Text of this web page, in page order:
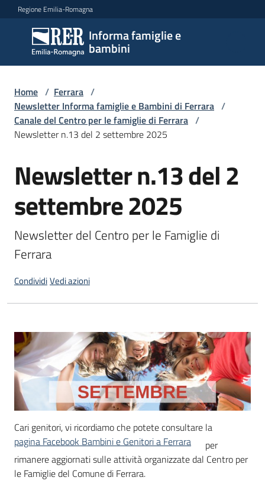
Vai al contenuto
Vai alla navigazione
Vai al footer
Regione Emilia-Romagna
Informa famiglie e
bambini
Informa
famiglie
e
bambini
Argomenti
Servizi
Centri
per
le
famiglie
Informazioni
Newsletter
Home / Ferrara /
Newsletter Informa famiglie e Bambini di Ferrara /
Canale del Centro per le famiglie di Ferrara /
Newsletter n.13 del 2 settembre 2025
Salta al contenuto
Newsletter n.13 del 2
settembre 2025
Newsletter del Centro per le Famiglie di
Ferrara
CondividiVedi azioni
Cari genitori, vi ricordiamo che potete consultare la
pagina Facebook Bambini e Genitori a Ferrara
per
rimanere aggiornati sulle attività organizzate dal Centro per
le Famiglie del Comune di Ferrara.